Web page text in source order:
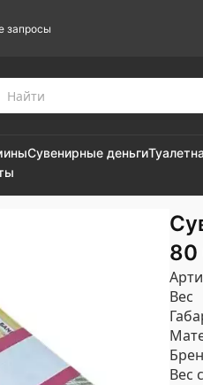
запросы
Сувенирные деньги
80
Вес
Вес